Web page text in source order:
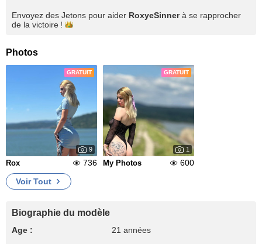
Envoyez des Jetons pour aider RoxyeSinner à se rapprocher
de la victoire !
Photos
GRATUIT
9
Rox 736
GRATUIT
1
My Photos
600
Voir Tout
Biographie du modèle
Age : 21 années